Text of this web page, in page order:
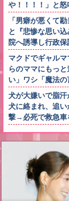
や！！！！」と
「男癖が悪くて
と『悲惨な思い
院へ誘導し行政
マクドでギャル
らのママにもっ
い」ワシ「魔法
犬が大嫌いで脂
犬に絡まれ、追
撃→必死で救急車